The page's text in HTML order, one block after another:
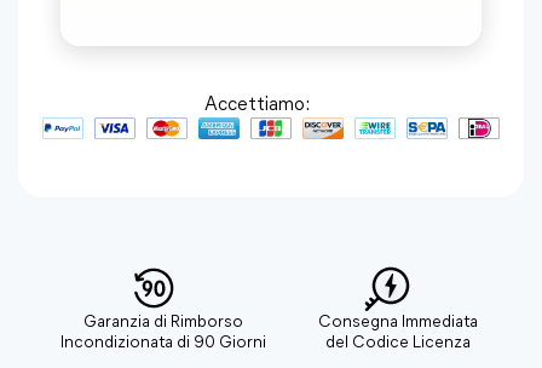
Accettiamo:
Garanzia di Rimborso
Incondizionata di 90 Giorni
Consegna Immediata
del Codice Licenza